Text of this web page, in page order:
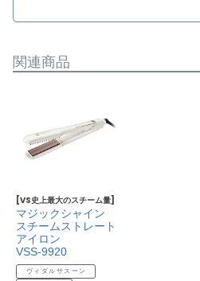
関連商品
[VS史上最大のスチーム量]
マジックシャイン
スチームストレート
アイロン
VSS-9920
ヴィダルサスーン